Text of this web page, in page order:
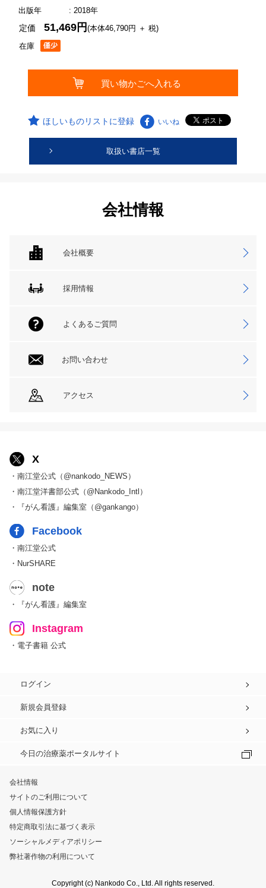
出版年
: 2018年
在庫
定価51,469円(本体46,790円 ＋ 税)
ほしいものリストに登録 いいね
取扱い書店一覧
会社情報
会社概要
採用情報
よくあるご質問
お問い合わせ
アクセス
X
・南江堂公式（@nankodo_NEWS）
・南江堂洋書部公式（@Nankodo_Intl）
・『がん看護』編集室（@gankango）
Facebook
・南江堂公式
・NurSHARE
note
・『がん看護』編集室
Instagram
・電子書籍 公式
ログイン
新規会員登録
お気に入り
今日の治療薬ポータルサイト
会社情報
サイトのご利用について
個人情報保護方針
特定商取引法に基づく表示
ソーシャルメディアポリシー
弊社著作物の利用について
Copyright (c) Nankodo Co., Ltd. All rights reserved.